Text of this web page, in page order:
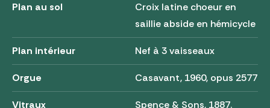
Plan au sol
Croix latine choeur en
saillie abside en hémicycle
Plan intérieur Nef à 3 vaisseaux
Orgue Casavant, 1960, opus 2577
Vitraux Spence & Sons, 1887.